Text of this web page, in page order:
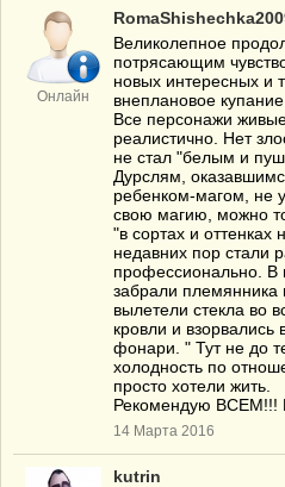
Онлайн
Великолепное
потрясающим
новых интересных и
внеплановое
Все персонажи
реалистично. Нет
не стал "белым и
Дурслям,
ребенком-магом, не
свою магию, можно
"в сортах и оттенках
недавних пор стали
профессионально. В
забрали
вылетели стекла во
кровли и взорвались
фонари. " Тут не до
холодность по
просто хотели жить.
Рекомендую ВСЕМ!!!
14 Марта 2016
kutrin